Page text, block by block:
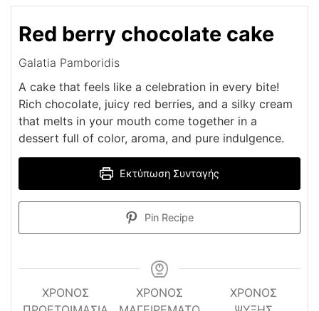
Red berry chocolate cake
Galatia Pamboridis
A cake that feels like a celebration in every bite!
Rich chocolate, juicy red berries, and a silky cream
that melts in your mouth come together in a
dessert full of color, aroma, and pure indulgence.
Εκτύπωση Συνταγής
Pin Recipe
ΧΡΌΝΟΣ
ΧΡΟΝΟΣ
ΧΡΌΝΟΣ